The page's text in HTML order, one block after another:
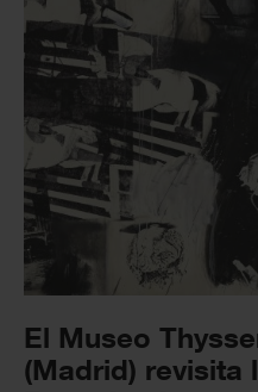
El Museo
(Madrid) revisita